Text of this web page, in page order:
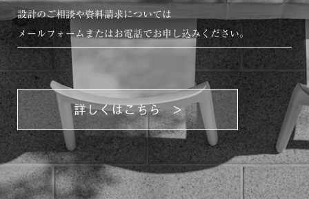
設計のご相談や資料請求については
メールフォームまたはお電話でお申し込みください。
詳しくはこちら >